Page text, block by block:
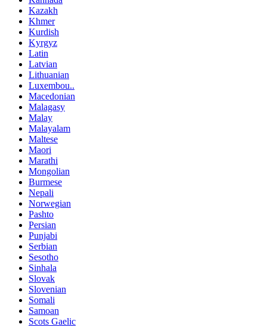
Kazakh
Khmer
Kurdish
Kyrgyz
Latin
Latvian
Lithuanian
Luxembou..
Macedonian
Malagasy
Malay
Malayalam
Maltese
Maori
Marathi
Mongolian
Burmese
Nepali
Norwegian
Pashto
Persian
Punjabi
Serbian
Sesotho
Sinhala
Slovak
Slovenian
Somali
Samoan
Scots Gaelic